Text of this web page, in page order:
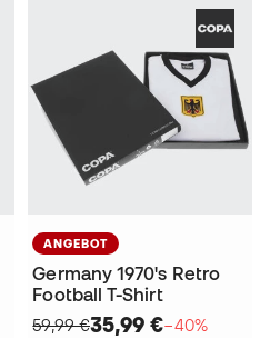
ANGEBOT
Germany 1970's Retro
Football T-Shirt
59,99 €35,99 €−40%